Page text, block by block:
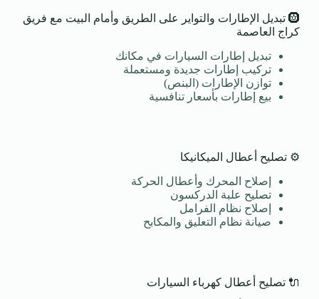
🛞 تبديل الإطارات والتواير على الطريق وأمام البيت مع فريق
كراج العاصمة
تبديل إطارات السيارات في مكانك
تركيب إطارات جديدة ومستعملة
توازن الإطارات (البنص)
بيع إطارات بأسعار تنافسية
⚙️ تصليح أعطال الميكانيكا
إصلاح المحرك وأعطال الحركة
تصليح علبة الدركسون
إصلاح نظام الفرامل
صيانة نظام التعليق والمكابح
🔌 تصليح أعطال كهرباء السيارات